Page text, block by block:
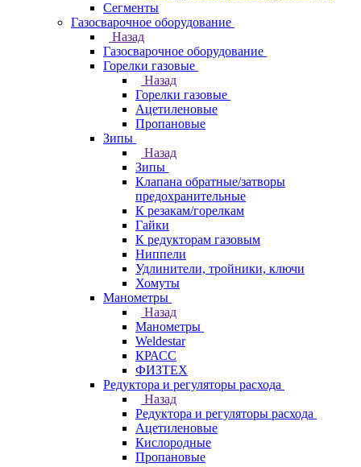
Сегменты
Газосварочное оборудование
Назад
Газосварочное оборудование
Горелки газовые
Назад
Горелки газовые
Ацетиленовые
Пропановые
Зипы
Назад
Зипы
Клапана обратные/затворы
предохранительные
К резакам/горелкам
Гайки
К редукторам газовым
Ниппели
Удлинители, тройники, ключи
Хомуты
Манометры
Назад
Манометры
Weldestar
КРАСС
ФИЗТЕХ
Редуктора и регуляторы расхода
Назад
Редуктора и регуляторы расхода
Ацетиленовые
Кислородные
Пропановые